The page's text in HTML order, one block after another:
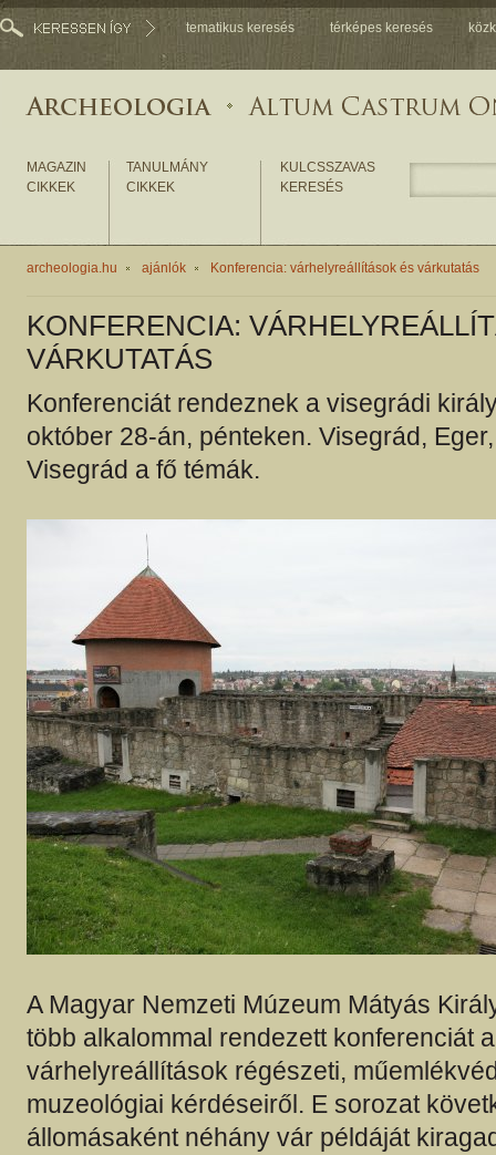
tematikus keresés térképes keresés
MAGAZIN
CIKKEK
TANULMÁNY
CIKKEK
KULCSSZAVAS
KERESÉS
archeologia.hu ajánlók Konferencia: várhelyreállítások és várkutatás
KONFERENCIA:
VÁRKUTATÁS
Konferenciát rendeznek a visegrádi
október 28-án, pénteken. Visegrád,
Visegrád a fő témák.
A Magyar Nemzeti Múzeum Mátyás
több alkalommal rendezett konferenciát a
várhelyreállítások régészeti,
muzeológiai kérdéseiről. E sorozat
állomásaként néhány vár példáját